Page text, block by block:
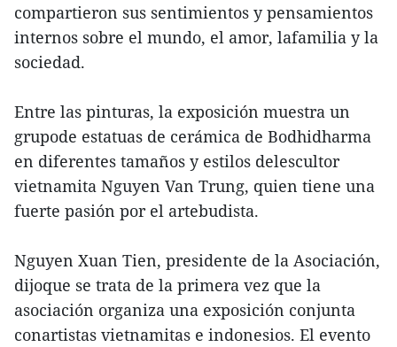
compartieron sus sentimientos y pensamientos
internos sobre el mundo, el amor, lafamilia y la
sociedad.
Entre las pinturas, la exposición muestra un
grupode estatuas de cerámica de Bodhidharma
en diferentes tamaños y estilos delescultor
vietnamita Nguyen Van Trung, quien tiene una
fuerte pasión por el artebudista.
Nguyen Xuan Tien, presidente de la Asociación,
dijoque se trata de la primera vez que la
asociación organiza una exposición conjunta
conartistas vietnamitas e indonesios. El evento